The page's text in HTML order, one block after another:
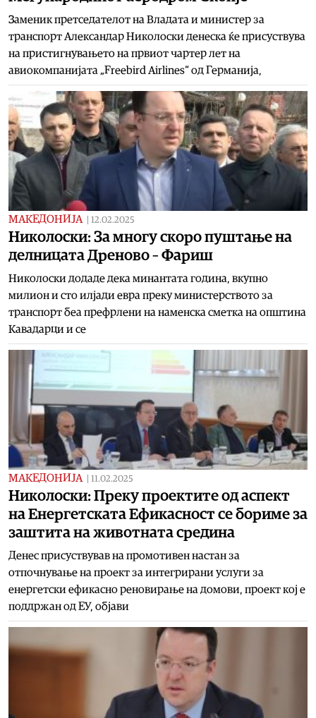
Заменик претседателот на Владата и министер за
транспорт Александар Николоски денеска ќе присуствува
на пристигнувањето на првиот чартер лет на
авиокомпанијата „Freebird Airlines“ од Германија,
МАКЕДОНИЈА 12.02.2025
Николоски: За многу скоро пуштање на
делницата Дреново – Фариш
Николоски додаде дека минантата година, вкупно
милион и сто илјади евра преку министерството за
транспорт беа префрлени на наменска сметка на општина
Кавадарци и се
МАКЕДОНИЈА 11.02.2025
Николоски: Преку проектите од аспект
на Енергетската Ефикасност се бориме за
заштита на животната средина
Денес присуствував на промотивен настан за
отпочнување на проект за интегрирани услуги за
енергетски ефикасно реновирање на домови, проект кој е
поддржан од ЕУ, објави